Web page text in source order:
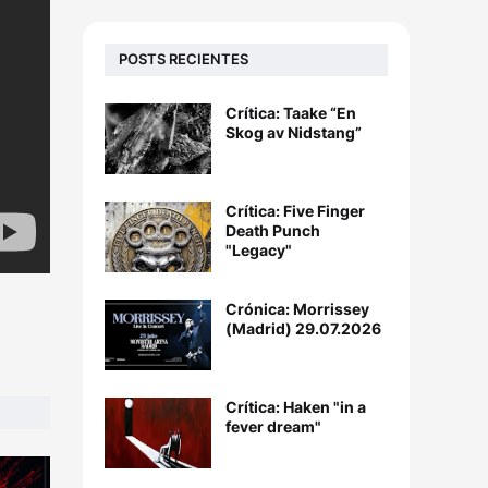
POSTS RECIENTES
Crítica: Taake “En
Skog av Nidstang”
Crítica: Five Finger
Death Punch
"Legacy"
Crónica: Morrissey
(Madrid) 29.07.2026
Crítica: Haken "in a
fever dream"